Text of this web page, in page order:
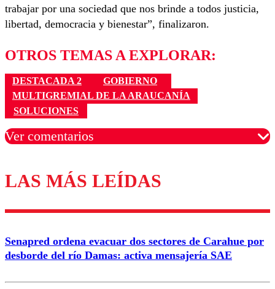
trabajar por una sociedad que nos brinde a todos justicia,
libertad, democracia y bienestar”, finalizaron.
OTROS TEMAS A EXPLORAR:
DESTACADA 2
GOBIERNO
MULTIGREMIAL DE LA ARAUCANÍA
SOLUCIONES
Ver comentarios
Los comentarios son moderados para garantizar un
diálogo respetuoso.
Correo
LAS MÁS LEÍDAS
Senapred ordena evacuar dos sectores de Carahue por
desborde del río Damas: activa mensajería SAE